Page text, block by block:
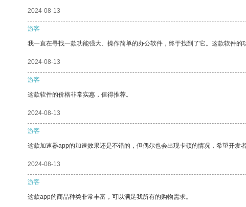
2024-08-13
游客
我一直在寻找一款功能强大、操作简单的办公软件，终于找到了它。这款软件
2024-08-13
游客
这款软件的价格非常实惠，值得推荐。
2024-08-13
游客
这款加速器app的加速效果还是不错的，但偶尔也会出现卡顿的情况，希望开发者
2024-08-13
游客
这款app的商品种类非常丰富，可以满足我所有的购物需求。